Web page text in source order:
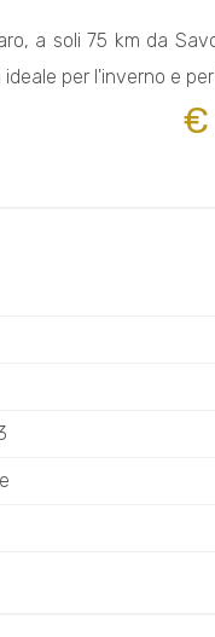
a soli 75 km da
per l'inverno e
€